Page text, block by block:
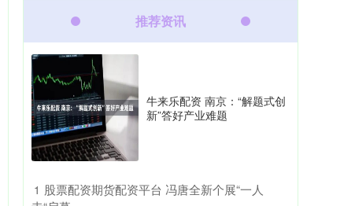
推荐资讯
牛来乐配资 南京：“解题式创
新”答好产业难题
1 ​股票配资期货配资平台 冯唐全新个展“一人